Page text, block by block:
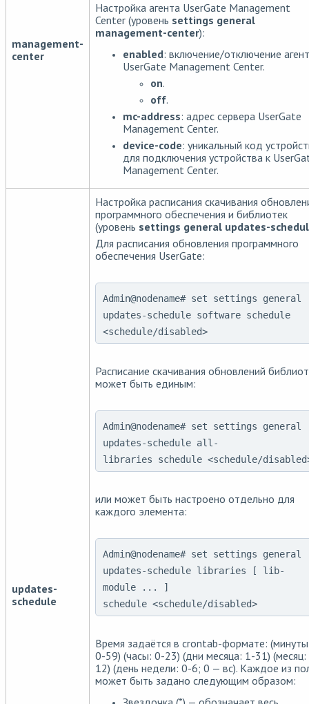
management-
center
Настройка агента UserGate Management
Center (уровень settings general
management-center):
enabled: включение/отключение
UserGate Management Center.
on.
off.
mc-address: адрес сервера UserGate
Management Center.
device-code: уникальный код
для подключения устройства к
Management Center.
updates-
schedule
Настройка расписания скачивания
программного обеспечения и библиотек
(уровень settings general updates-
Для расписания обновления программного
обеспечения UserGate:
Admin@nodename# set settings general
updates-schedule software schedule
<schedule/disabled>
Расписание скачивания обновлений
может быть единым:
Admin@nodename# set settings general
updates-schedule all-
libraries schedule <schedule/
или может быть настроено отдельно для
каждого элемента:
Admin@nodename# set settings general
updates-schedule libraries [ lib-
module ... ]
schedule <schedule/disabled>
Время задаётся в crontab-формате:
0-59) (часы: 0-23) (дни месяца: 1-31)
12) (день недели: 0-6; 0 — вс). Каждое из
может быть задано следующим образом: